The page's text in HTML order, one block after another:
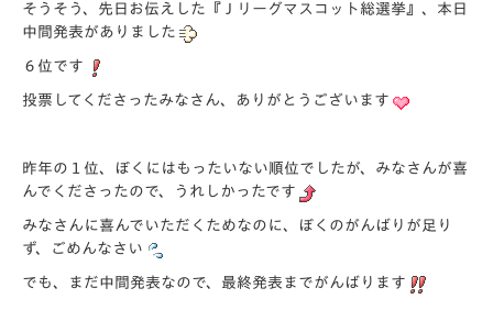
そうそう、先日お伝えした『Ｊリーグマスコット総選挙』、本日
中間発表がありました
６位です
投票してくださったみなさん、ありがとうございます
昨年の１位、ぼくにはもったいない順位でしたが、みなさんが喜
んでくださったので、うれしかったです
みなさんに喜んでいただくためなのに、ぼくのがんばりが足り
ず、ごめんなさい
でも、まだ中間発表なので、最終発表までがんばります